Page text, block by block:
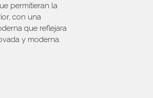
permitieran la
con una
que reflejara
y moderna.